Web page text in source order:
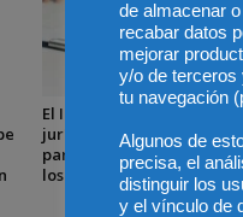
El ICAM lanza la serie
jurídicas de la
para aportar rigor
los grandes debates
de almacenar
recabar datos
mejorar
y/o de terceros
tu navegación
Algunos de
precisa, el
distinguir los
y el vínculo de